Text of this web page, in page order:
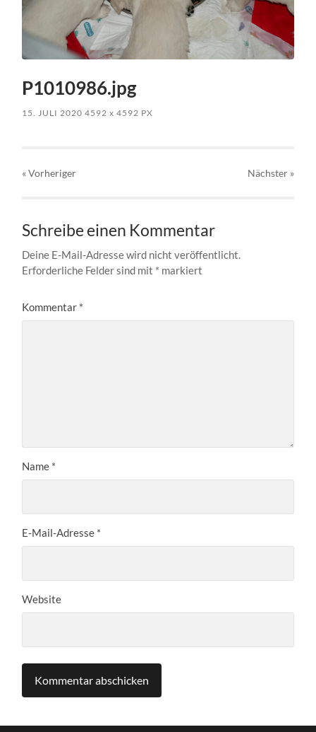
P1010986.jpg
15. JULI 2020 4592x 4592 PX
« Vorheriger Nächster »
Schreibe einen Kommentar
Deine E-Mail-Adresse wird nicht veröffentlicht.
Erforderliche Felder sind mit * markiert
Kommentar *
Name *
E-Mail-Adresse *
Website